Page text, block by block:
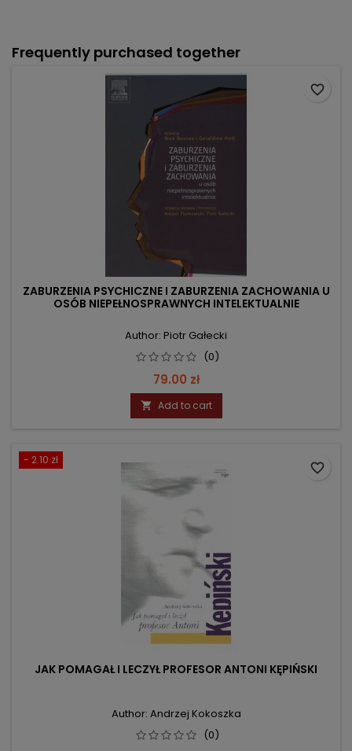
Frequently purchased together
ZABURZENIA PSYCHICZNE I ZABURZENIA ZACHOWANIA U
OSÓB NIEPEŁNOSPRAWNYCH INTELEKTUALNIE
Author: Piotr Gałecki
(0)
Price
79.00 zł
 Add to cart
favorite_border
- 2.10 zł
JAK POMAGAŁ I LECZYŁ PROFESOR ANTONI KĘPIŃSKI
Author: Andrzej Kokoszka
(0)
favorite_border